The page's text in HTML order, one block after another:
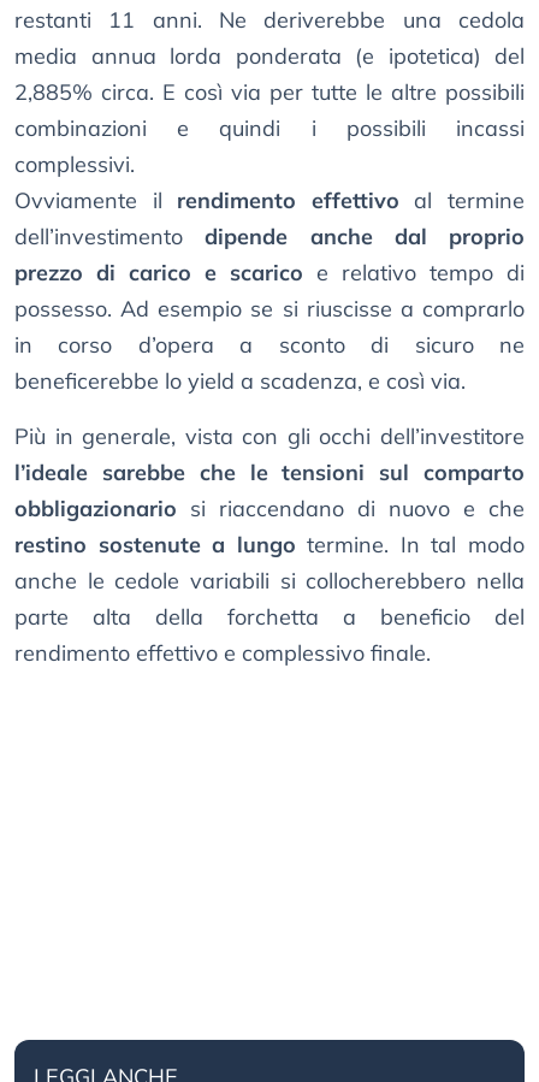
restanti 11 anni. Ne deriverebbe una cedola
media annua lorda ponderata (e ipotetica) del
2,885% circa. E così via per tutte le altre possibili
combinazioni e quindi i possibili incassi
complessivi.
Ovviamente il rendimento effettivo al termine
dell’investimentodipende anche dal proprio
prezzo di carico e scarico e relativo tempo di
possesso. Ad esempio se si riuscisse a comprarlo
in corso d’opera a sconto di sicuro ne
beneficerebbe lo yield a scadenza, e così via.
Più in generale, vista con gli occhi dell’investitore
l’ideale sarebbe che le tensioni sul comparto
obbligazionario si riaccendano di nuovo e che
restino sostenute a lungo termine. In tal modo
anche le cedole variabili si collocherebbero nella
parte alta della forchetta a beneficio del
rendimento effettivo e complessivo finale.